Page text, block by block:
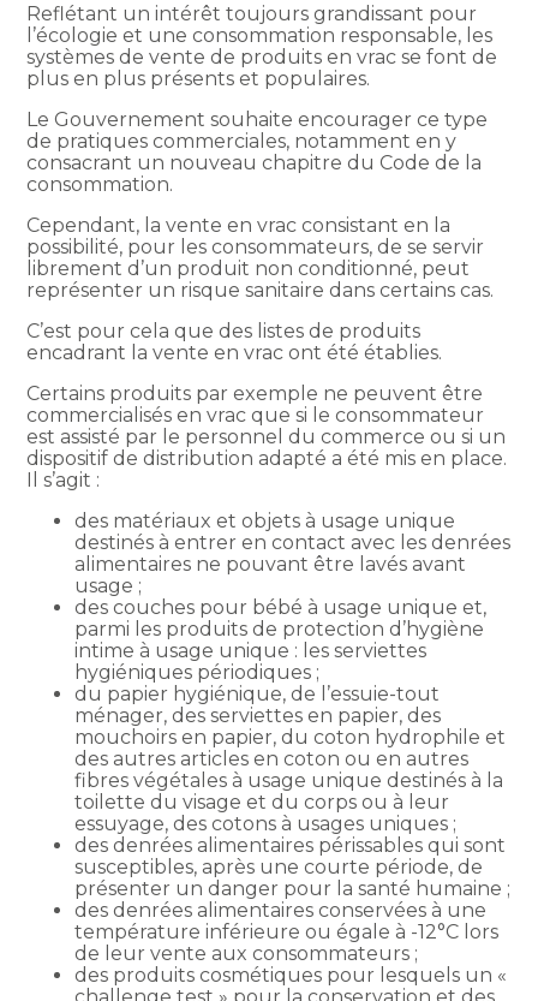
Reflétant un intérêt toujours grandissant pour
l’écologie et une consommation responsable, les
systèmes de vente de produits en vrac se font de
plus en plus présents et populaires.
Le Gouvernement souhaite encourager ce type
de pratiques commerciales, notamment en y
consacrant un nouveau chapitre du Code de la
consommation.
Cependant, la vente en vrac consistant en la
possibilité, pour les consommateurs, de se servir
librement d’un produit non conditionné, peut
représenter un risque sanitaire dans certains cas.
C’est pour cela que des listes de produits
encadrant la vente en vrac ont été établies.
Certains produits par exemple ne peuvent être
commercialisés en vrac que si le consommateur
est assisté par le personnel du commerce ou si un
dispositif de distribution adapté a été mis en place.
Il s’agit :
des matériaux et objets à usage unique
destinés à entrer en contact avec les denrées
alimentaires ne pouvant être lavés avant
usage ;
des couches pour bébé à usage unique et,
parmi les produits de protection d’hygiène
intime à usage unique : les serviettes
hygiéniques périodiques ;
du papier hygiénique, de l’essuie-tout
ménager, des serviettes en papier, des
mouchoirs en papier, du coton hydrophile et
des autres articles en coton ou en autres
fibres végétales à usage unique destinés à la
toilette du visage et du corps ou à leur
essuyage, des cotons à usages uniques ;
des denrées alimentaires périssables qui sont
susceptibles, après une courte période, de
présenter un danger pour la santé humaine ;
des denrées alimentaires conservées à une
température inférieure ou égale à -12°C lors
de leur vente aux consommateurs ;
des produits cosmétiques pour lesquels un «
challenge test » pour la conservation et des